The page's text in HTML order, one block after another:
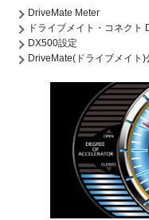
DriveMate Meter
ドライブメイト・コネクト
DX500設定
DriveMate(ドライブメイト)